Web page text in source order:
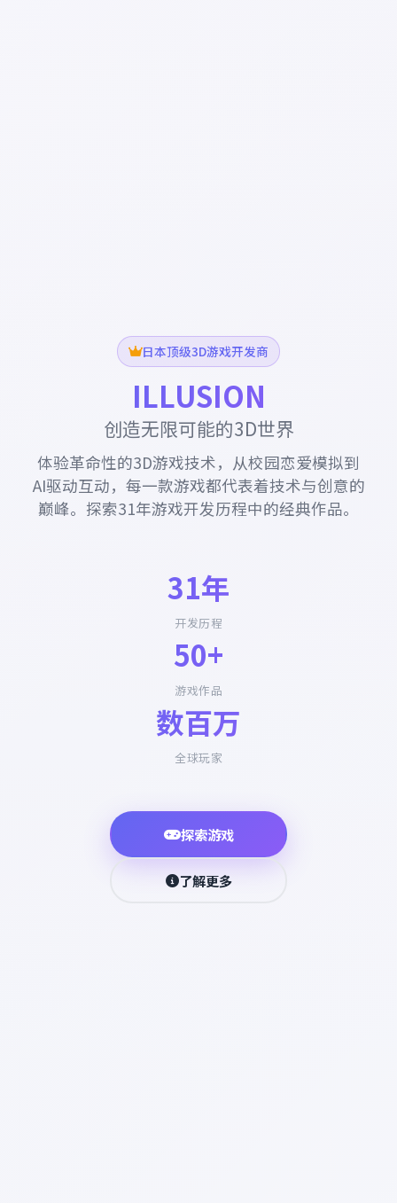
日本顶级3D游戏开发商
ILLUSION
创造无限可能的3D世界
体验革命性的3D游戏技术，从校园恋爱模拟到
AI驱动互动，每一款游戏都代表着技术与创意的
巅峰。探索31年游戏开发历程中的经典作品。
31年
开发历程
50+
游戏作品
数百万
全球玩家
探索游戏
了解更多